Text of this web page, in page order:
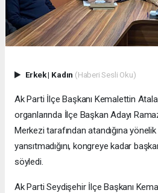
Erkek| Kadın (Haberi Sesli Oku)
Ak Parti İlçe Başkanı Kemalettin
organlarında İlçe Başkan Adayı
Merkezi tarafından atandığına
yansıtmadığını, kongreye kadar
söyledi.
Ak Parti Seydişehir İlçe Başkanı